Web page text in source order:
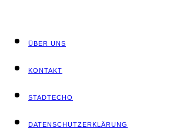
ÜBER UNS
KON­TAKT
STADT­ECHO
DATEN­SCHUTZ­ER­KLÄ­RUNG